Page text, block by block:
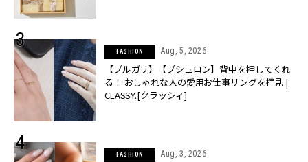
FASHION Aug, 5, 2026
【ブルガリ】【ブシュロン】背中を押してくれ
る！ おしゃれな人の愛用お仕事リングを拝見 |
CLASSY.[クラッシィ]
FASHION Aug, 3, 2026